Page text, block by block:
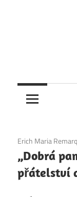
4. 12. 2020
Erich Maria
„Dobrá
přátelství